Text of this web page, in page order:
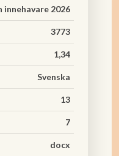
innehavare 2026
3773
1,34
Svenska
13
7
docx